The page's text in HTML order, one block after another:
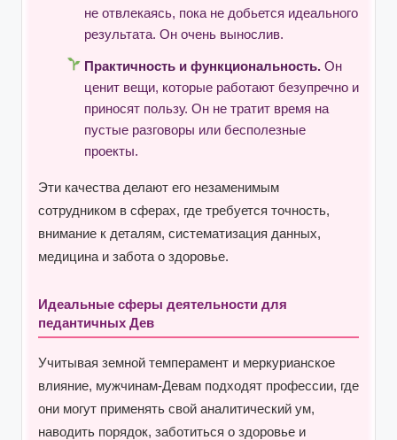
не отвлекаясь, пока не добьется идеального
результата. Он очень вынослив.
Практичность и функциональность. Он
ценит вещи, которые работают безупречно и
приносят пользу. Он не тратит время на
пустые разговоры или бесполезные
проекты.
Эти качества делают его незаменимым
сотрудником в сферах, где требуется точность,
внимание к деталям, систематизация данных,
медицина и забота о здоровье.
Идеальные сферы деятельности для
педантичных Дев
Учитывая земной темперамент и меркурианское
влияние, мужчинам-Девам подходят профессии, где
они могут применять свой аналитический ум,
наводить порядок, заботиться о здоровье и